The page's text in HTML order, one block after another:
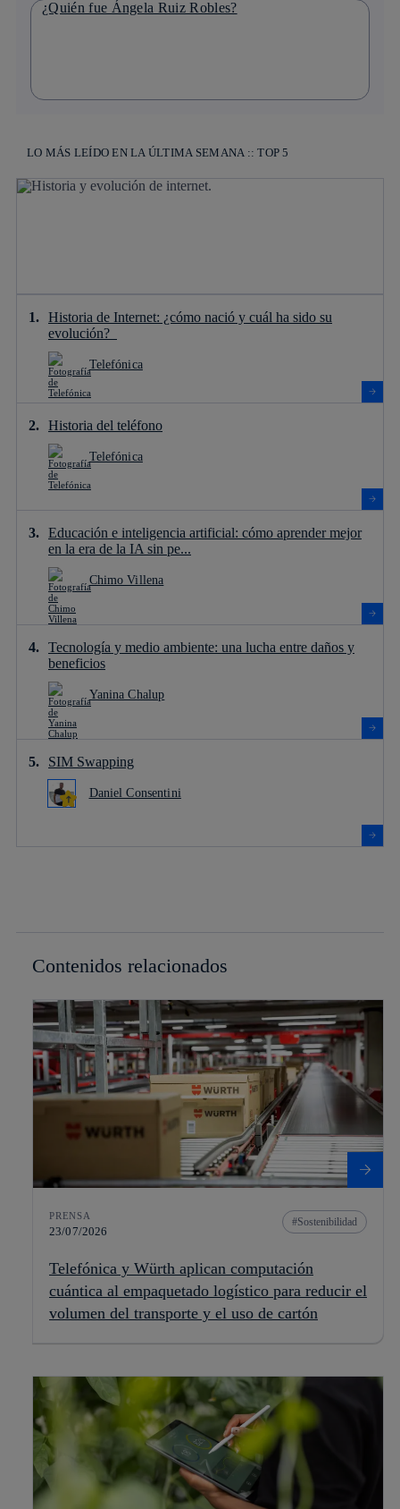
¿Quién fue Ángela Ruiz Robles?
LO MÁS LEÍDO EN LA ÚLTIMA SEMANA :: TOP 5
Historia de Internet: ¿cómo nació y cuál ha sido su
evolución?
Telefónica
Historia del teléfono
Telefónica
Educación e inteligencia artificial: cómo aprender mejor
en la era de la IA sin pe...
Chimo Villena
Tecnología y medio ambiente: una lucha entre daños y
beneficios
Yanina Chalup
SIM Swapping
Daniel Consentini
Contenidos relacionados
PRENSA
23/07/2026
Sostenibilidad
Telefónica y Würth aplican computación
cuántica al empaquetado logístico para reducir el
volumen del transporte y el uso de cartón